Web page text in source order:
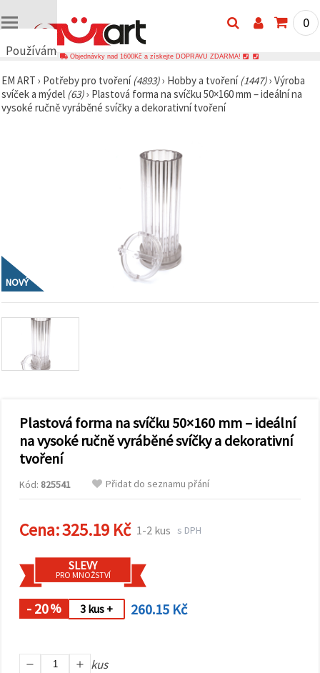
Používáme
🍪
Používáme
cookies a
souhlasem
analyzovali
návštěvnost
a
zobrazovali
obsah a
reklamu, a
pomocí
našich
marketing.
souhlasit s
použitím
cookies
kliknutím
vše!" Nebo
můžete
preference v
Nastavení
výběrem
cookies a
"Uložit"
0
Objednávky nad 1600Kč a získejte DOPRAVU ZDARMA!
EM ART › Potřeby pro tvoření (4893)› Hobby a tvoření (1447)› Výroba
svíček a mýdel (63)› Plastová forma na svíčku 50×160 mm – ideální na
vysoké ručně vyráběné svíčky a dekorativní tvoření
NOVÝ
Plastová forma na svíčku 50×160 mm – ideální
na vysoké ručně vyráběné svíčky a dekorativní
tvoření
Kód: 825541 Přidat do seznamu přání
Cena:325.19 Kč 1-2 kus s DPH
SLEVY
PRO MNOŽSTVÍ
- 20% 3 kus + 260.15 Kč
kus